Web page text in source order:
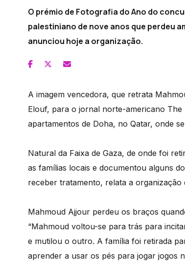
O prémio de Fotografia do Ano do
palestiniano de nove anos que perdeu
anunciou hoje a organização.
A imagem vencedora, que retrata
Elouf, para o jornal norte-americano
apartamentos de Doha, no Qatar, onde
Natural da Faixa de Gaza, de onde foi
as famílias locais e documentou alguns
receber tratamento, relata a organização
Mahmoud Ajjour perdeu os braços
“Mahmoud voltou-se para trás para
e mutilou o outro. A família foi retirada
aprender a usar os pés para jogar jogos